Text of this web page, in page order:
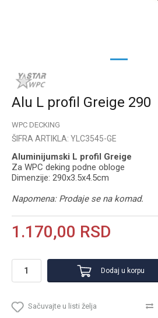
1
Alu L profil Greige 290
WPC DECKING
ŠIFRA ARTIKLA: YLC3545-GE
Aluminijumski L profil Greige
Za WPC deking podne obloge
Dimenzije: 290x3.5x4.5cm
Napomena: Prodaje se na komad.
1.170,00 RSD
Dodaj u korpu
Sačuvajte u listi želja